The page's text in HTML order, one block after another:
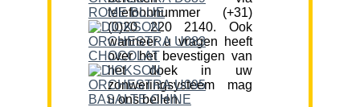
telefoonnummer (+31)
(0)20 220 2140. Ook
wanneer u vragen heeft
over het bevestigen van
het doek in uw
zonweringsysteem mag
u ons bellen.